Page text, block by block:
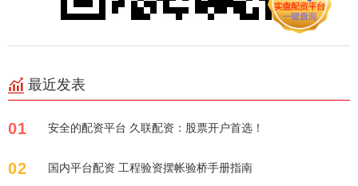
最近发表
01 安全的配资平台 久联配资：股票开户首选！
02 国内平台配资 工程验资摆帐验桥手册指南